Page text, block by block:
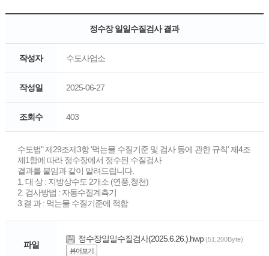
정수장 일일수질검사 결과
작성자 수도사업소
작성일 2025-06-27
조회수 403
수도법" 제29조제3항 '먹는물 수질기준 및 검사 등에 관한 규칙' 제4조
제1항에 따라 정수장에서 정수된 수질검사
결과를 붙임과 같이 알려드립니다.
1. 대 상 : 지방상수도 2개소 (연풍,청천)
2. 검사방법 : 자동수질계측기
3.결 과 : 먹는물 수질기준에 적합
파일
정수장일일수질검사(2025.6.26.).hwp (51,200Byte)
뷰어보기